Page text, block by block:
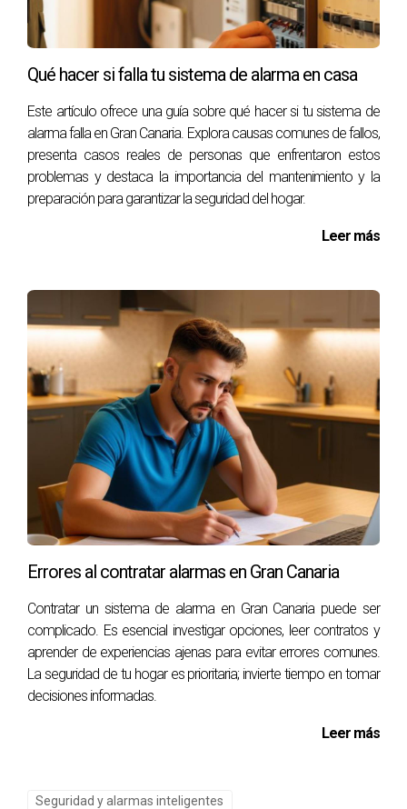
¿Cómo puedo saber si mis cerraduras son
considera cambiar aquellas que sean antiguas o estén
dañadas por modelos más seguros.
¿Qué tipo de iluminación exterior es mejor para
disuadir intrusos?
Las luces con sensores de movimiento son ideales porque
¿Dónde puedo obtener asesoramiento sobre
sistemas de seguridad?
Puedes contactar a expertos locales como Victor
Quintana Santana para recibir recomendaciones
personalizadas sobre sistemas adecuados para tu hogar.
Recuerda: ¡la seguridad comienza contigo!
Qué hacer si falla tu sistema de alarma en casa
Este artículo ofrece una guía sobre qué hacer si tu sistema de
alarma falla en Gran Canaria. Explora causas comunes de fallos,
presenta casos reales de personas que enfrentaron estos
problemas y destaca la importancia del mantenimiento y la
preparación para garantizar la seguridad del hogar.
Leer más
Errores al contratar alarmas en Gran Canaria
Contratar un sistema de alarma en Gran Canaria puede ser
complicado. Es esencial investigar opciones, leer contratos y
aprender de experiencias ajenas para evitar errores comunes.
La seguridad de tu hogar es prioritaria; invierte tiempo en tomar
decisiones informadas.
Leer más
Seguridad y alarmas inteligentes